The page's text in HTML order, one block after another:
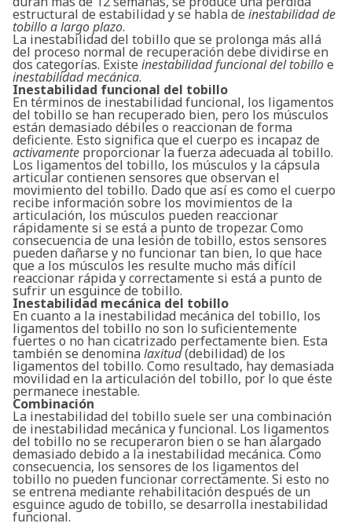
estructural de estabilidad y se habla de inestabilidad de
tobillo a largo plazo.
La inestabilidad del tobillo que se prolonga más allá
del proceso normal de recuperación debe dividirse en
dos categorías. Existe inestabilidad funcional del tobilloe
inestabilidad mecánica.
Inestabilidad funcional del tobillo
En términos de inestabilidad funcional, los ligamentos
del tobillo se han recuperado bien, pero los músculos
están demasiado débiles o reaccionan de forma
deficiente. Esto significa que el cuerpo es incapaz de
activamente proporcionar la fuerza adecuada al tobillo.
Los ligamentos del tobillo, los músculos y la cápsula
articular contienen sensores que observan el
movimiento del tobillo. Dado que así es como el cuerpo
recibe información sobre los movimientos de la
articulación, los músculos pueden reaccionar
rápidamente si se está a punto de tropezar. Como
consecuencia de una lesión de tobillo, estos sensores
pueden dañarse y no funcionar tan bien, lo que hace
que a los músculos les resulte mucho más difícil
reaccionar rápida y correctamente si está a punto de
sufrir un esguince de tobillo.
Inestabilidad mecánica del tobillo
En cuanto a la inestabilidad mecánica del tobillo, los
ligamentos del tobillo no son lo suficientemente
fuertes o no han cicatrizado perfectamente bien. Esta
también se denomina laxitud(debilidad) de los
ligamentos del tobillo. Como resultado, hay demasiada
movilidad en la articulación del tobillo, por lo que éste
permanece inestable.
Combinación
La inestabilidad del tobillo suele ser una combinación
de inestabilidad mecánica y funcional. Los ligamentos
del tobillo no se recuperaron bien o se han alargado
demasiado debido a la inestabilidad mecánica. Como
consecuencia, los sensores de los ligamentos del
tobillo no pueden funcionar correctamente. Si esto no
se entrena mediante rehabilitación después de un
esguince agudo de tobillo, se desarrolla inestabilidad
funcional.